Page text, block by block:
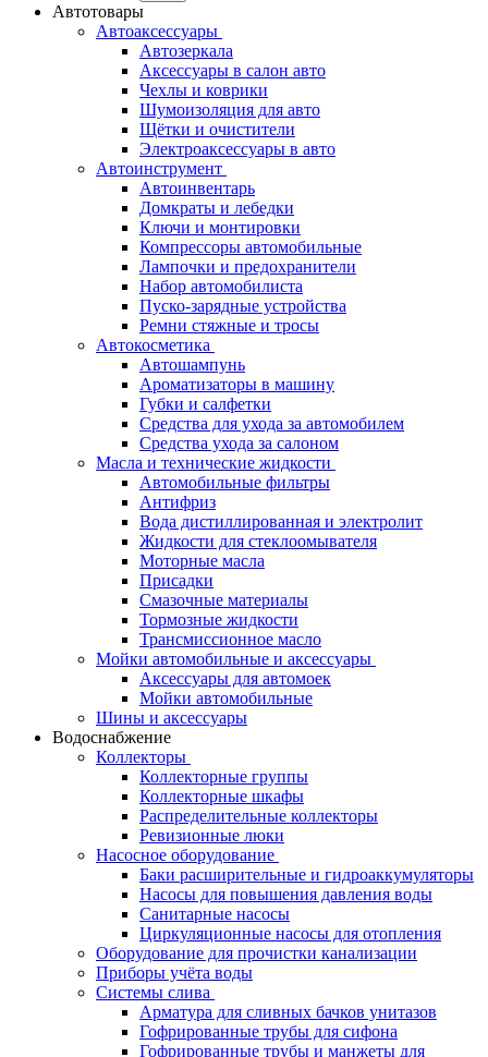
Автотовары
Автоаксессуары
Автозеркала
Аксессуары в салон авто
Чехлы и коврики
Шумоизоляция для авто
Щётки и очистители
Электроаксессуары в авто
Автоинструмент
Автоинвентарь
Домкраты и лебедки
Ключи и монтировки
Компрессоры автомобильные
Лампочки и предохранители
Набор автомобилиста
Пуско-зарядные устройства
Ремни стяжные и тросы
Автокосметика
Автошампунь
Ароматизаторы в машину
Губки и салфетки
Средства для ухода за автомобилем
Средства ухода за салоном
Масла и технические жидкости
Автомобильные фильтры
Антифриз
Вода дистиллированная и электролит
Жидкости для стеклоомывателя
Моторные масла
Присадки
Смазочные материалы
Тормозные жидкости
Трансмиссионное масло
Мойки автомобильные и аксессуары
Аксессуары для автомоек
Мойки автомобильные
Шины и аксессуары
Водоснабжение
Коллекторы
Коллекторные группы
Коллекторные шкафы
Распределительные коллекторы
Ревизионные люки
Насосное оборудование
Баки расширительные и гидроаккумуляторы
Насосы для повышения давления воды
Санитарные насосы
Циркуляционные насосы для отопления
Оборудование для прочистки канализации
Приборы учёта воды
Системы слива
Арматура для сливных бачков унитазов
Гофрированные трубы для сифона
Гофрированные трубы и манжеты для